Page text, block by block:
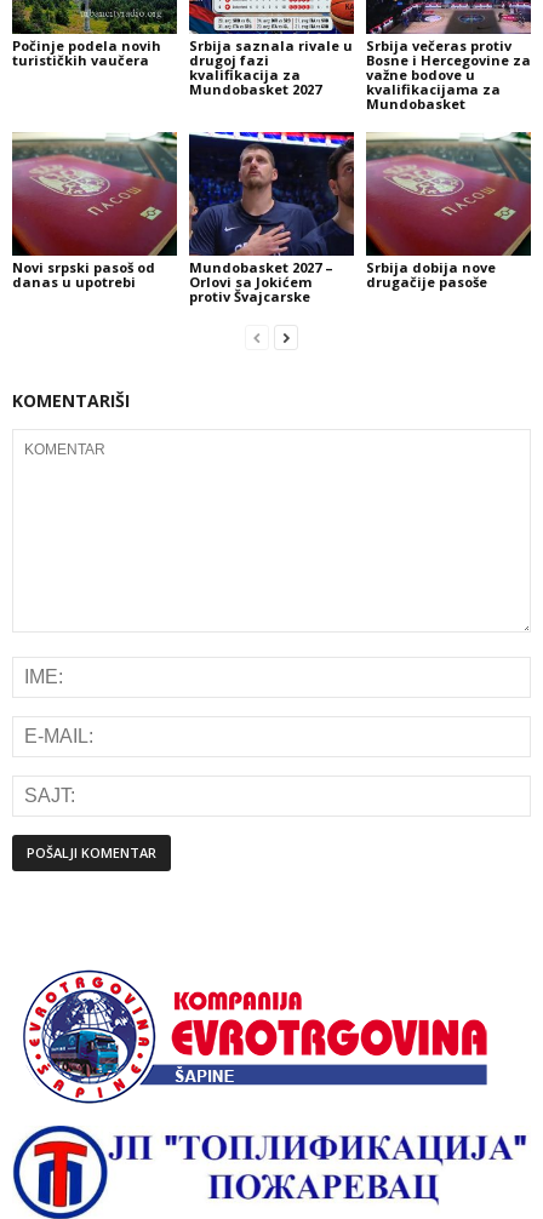
Počinje podela novih
turističkih vaučera
Srbija saznala rivale u
drugoj fazi
kvalifikacija za
Mundobasket 2027
Srbija večeras protiv
Bosne i Hercegovine za
važne bodove u
kvalifikacijama za
Mundobasket
Novi srpski pasoš od
danas u upotrebi
Mundobasket 2027 –
Orlovi sa Jokićem
protiv Švajcarske
Srbija dobija nove
drugačije pasoše
KOMENTARIŠI